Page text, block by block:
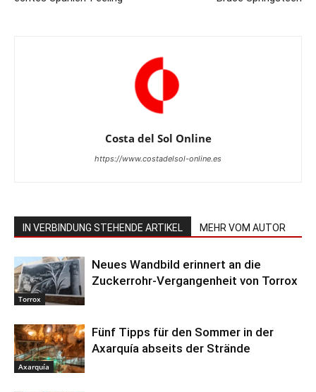
Costa del Sol Online
https://www.costadelsol-online.es
IN VERBINDUNG STEHENDE ARTIKEL MEHR VOM AUTOR
Torrox
Neues Wandbild erinnert an die
Zuckerrohr-Vergangenheit von Torrox
Axarquía
Fünf Tipps für den Sommer in der
Axarquía abseits der Strände